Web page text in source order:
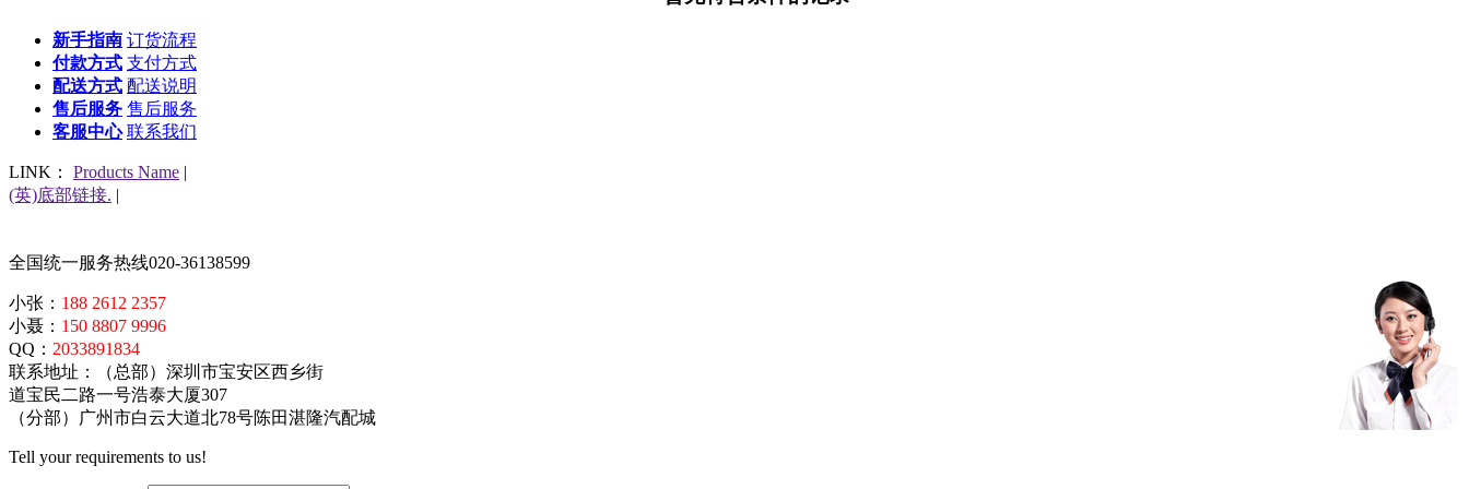
新手指南 订货流程
付款方式 支付方式
配送方式 配送说明
售后服务 售后服务
客服中心 联系我们
LINK： Products Name |
(英)底部链接. |
全国统一服务热线020-36138599
小张： 188 2612 2357
小聂： 150 8807 9996
QQ： 2033891834
联系地址：（总部）深圳市宝安区西乡街
道宝民二路一号浩泰大厦307
（分部）广州市白云大道北78号陈田湛隆汽配城
Tell your requirements to us!